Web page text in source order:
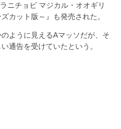
ニチョビ マジカル・オオギリ
カット版～』も発売された。
ように見えるAマッソだが、そ
通告を受けていたという。